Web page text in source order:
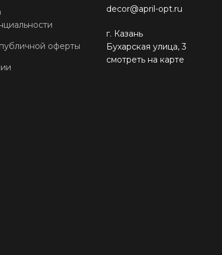
оферты
decor@april-opt.ru
г. Казань
Бухарская улица, 3
смотреть на карте